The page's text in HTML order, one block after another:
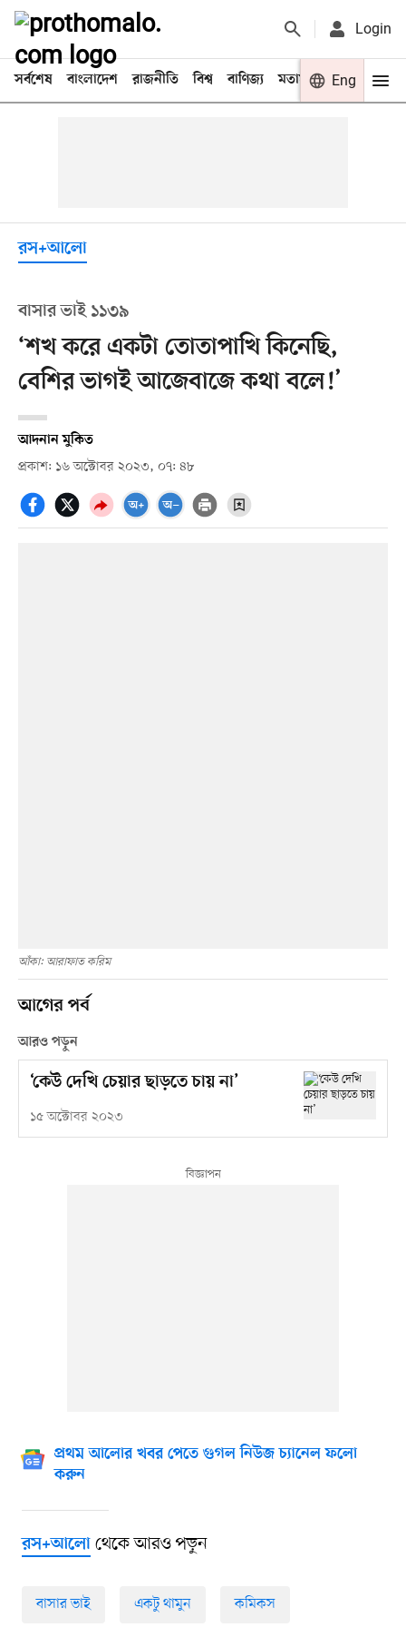
Login
সর্বশেষ বাংলাদেশ রাজনীতি বিশ্ব বাণিজ্য মতামত খেলা
Eng
রস+আলো
বাসার ভাই ১১৩৯
‘শখ করে একটা তোতাপাখি কিনেছি,
বেশির ভাগই আজেবাজে কথা বলে!’
আদনান মুকিত
প্রকাশ: ১৬ অক্টোবর ২০২৩, ০৭: ৪৮
আঁকা: আরাফাত করিম
আগের পর্ব
আরও পড়ুন
‘কেউ দেখি চেয়ার ছাড়তে চায় না’
১৫ অক্টোবর ২০২৩
প্রথম আলোর খবর পেতে গুগল নিউজ চ্যানেল ফলো
করুন
রস+আলোথেকে আরও পড়ুন
বাসার ভাই একটু থামুন কমিকস